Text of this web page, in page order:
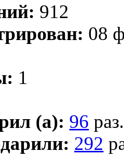
912
08
1
(а): 96 раз.
292